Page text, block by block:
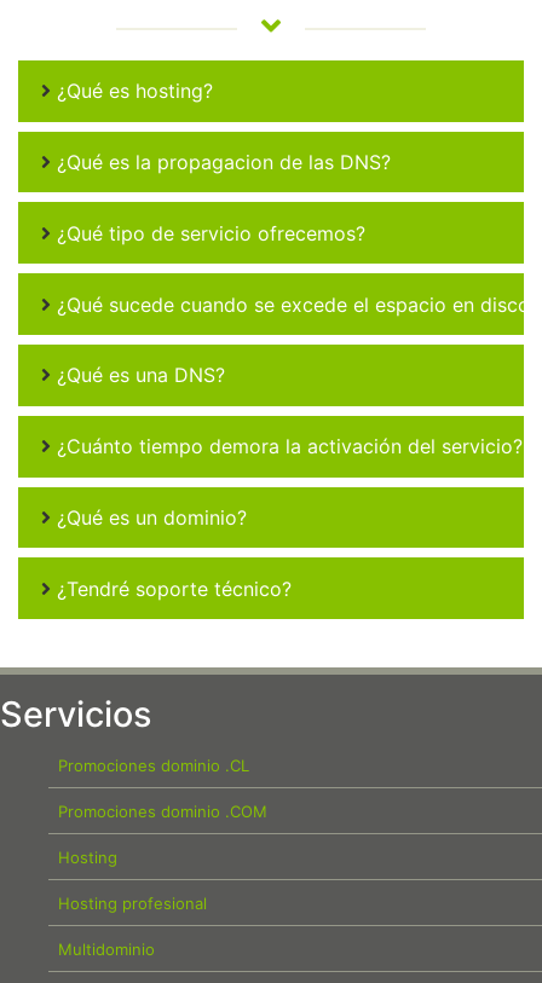
¿Qué es hosting?
¿Qué es la propagacion de las DNS?
¿Qué tipo de servicio ofrecemos?
¿Qué sucede cuando se excede el espacio en disco
¿Qué es una DNS?
¿Cuánto tiempo demora la activación del servicio?
¿Qué es un dominio?
¿Tendré soporte técnico?
Servicios
Promociones dominio .CL
Promociones dominio .COM
Hosting
Hosting profesional
Multidominio